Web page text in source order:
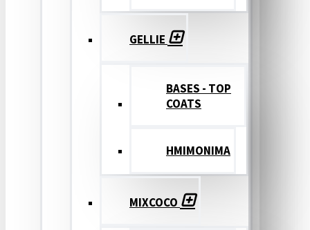
GELLIE
BASES - TOP
COATS
ΗΜΙΜΟΝΙΜΑ
MIXCOCO